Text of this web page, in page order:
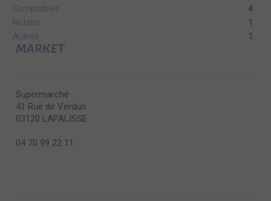
Comptables
4
Notaire
1
Autres
1
MARKET
Supermarché
41 Rue de Verdun
03120 LAPALISSE
04 70 99 22 11